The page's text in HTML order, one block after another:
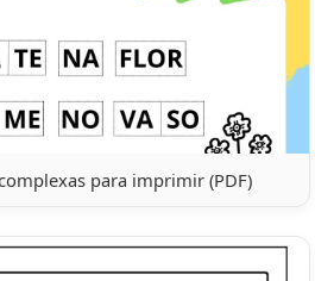
para imprimir (PDF)